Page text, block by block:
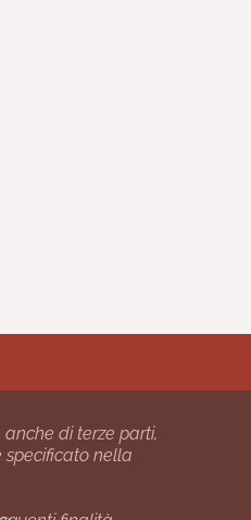
di terze parti,
specificato nella